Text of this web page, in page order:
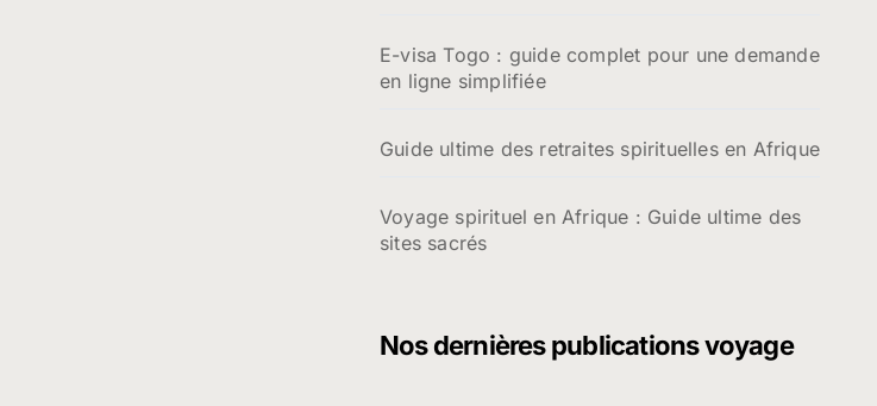
E-visa Togo : guide complet pour une demande
en ligne simplifiée
Guide ultime des retraites spirituelles en Afrique
Voyage spirituel en Afrique : Guide ultime des
sites sacrés
Nos dernières publications voyage